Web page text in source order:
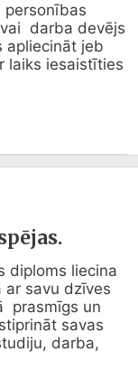
darba devējs
apliecināt jeb
laiks iesaistīties
diploms liecina
ar savu dzīves
prasmīgs un
savas
darba,